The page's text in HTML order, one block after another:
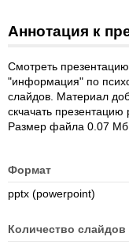
Аннотация к
Смотреть
"информация" по
слайдов. Материал
скчачать презентацию
Размер файла 0.07 Мб.
Формат
pptx (powerpoint)
Количество слайдов